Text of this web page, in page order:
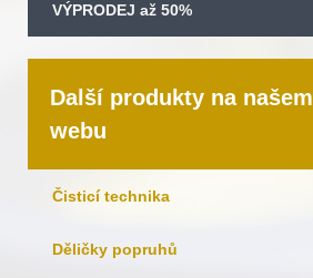
VÝPRODEJ až 50%
Další produkty na našem
webu
Čisticí technika
Děličky popruhů